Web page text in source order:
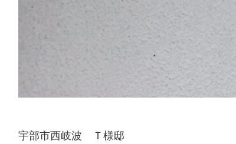
宇部市西岐波 Ｔ様邸